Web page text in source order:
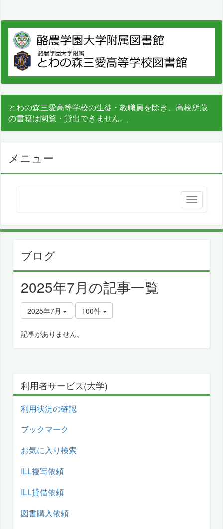
とわの森三愛高等学校の生徒・教職員を除き、高校所蔵
の書籍は閲覧・貸出できません。
メニュー
ブログ
2025年7月の記事一覧
2025年7月 100件
記事がありません。
利用者サービス(大学)
利用状況の確認
ブックマーク
お気に入り検索
ILL複写依頼
ILL貸借依頼
図書購入依頼